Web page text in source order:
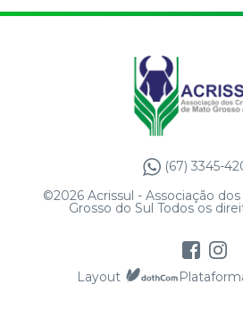
(67) 3345-
©2026 Acrissul - Associação
Grosso do Sul Todos os
Layout